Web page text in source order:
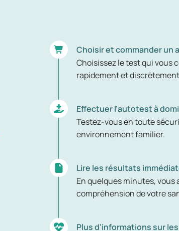
Choisir et commander un
Choisissez le test qui vous
rapidement et
Effectuer l'autotest à
Testez-vous en toute
environnement familier.
Lire les résultats
En quelques minutes, vous
compréhension de votre
Plus d'informations sur